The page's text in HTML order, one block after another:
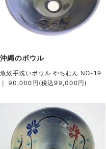
沖縄のボウル
魚紋手洗いボウル やちむん NO-19
｜ 90,000円(税込99,000円)